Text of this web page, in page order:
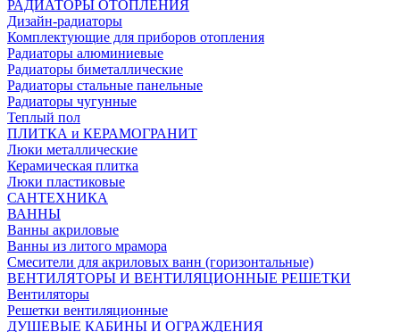
РАДИАТОРЫ ОТОПЛЕНИЯ
Дизайн-радиаторы
Комплектующие для приборов отопления
Радиаторы алюминиевые
Радиаторы биметаллические
Радиаторы стальные панельные
Радиаторы чугунные
Теплый пол
ПЛИТКА и КЕРАМОГРАНИТ
Люки металлические
Керамическая плитка
Люки пластиковые
САНТЕХНИКА
ВАННЫ
Ванны акриловые
Ванны из литого мрамора
Смесители для акриловых ванн (горизонтальные)
ВЕНТИЛЯТОРЫ И ВЕНТИЛЯЦИОННЫЕ РЕШЕТКИ
Вентиляторы
Решетки вентиляционные
ДУШЕВЫЕ КАБИНЫ И ОГРАЖДЕНИЯ